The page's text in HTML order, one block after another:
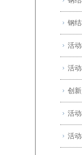
钢
活
活
创
活
活